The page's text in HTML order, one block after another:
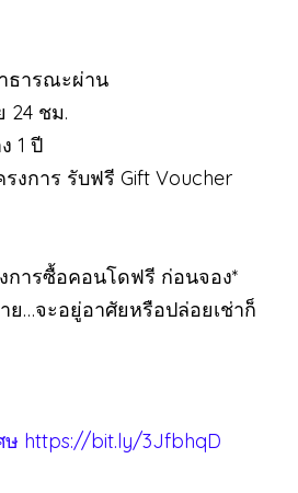
ธารณะผ่าน
24 ชม.
1 ปี
รงการ รับฟรี Gift Voucher
การซื้อคอนโดฟรี ก่อนจอง*
ย…จะอยู่อาศัยหรือปล่อยเช่าก็
ษ https://bit.ly/3JfbhqD